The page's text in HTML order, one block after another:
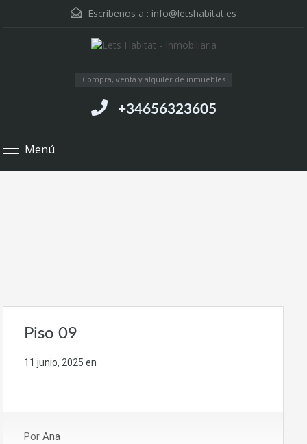
Escríbenos a : info@letshabitat.es
Compra, venta y alquiler de inmuebles
+34656323605
Menú
Piso 09
11 junio, 2025 en
Por Ana